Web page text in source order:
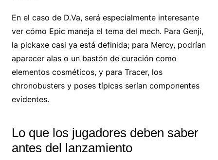
En el caso de D.Va, será especialmente interesante
ver cómo Epic maneja el tema del mech. Para Genji,
la pickaxe casi ya está definida; para Mercy, podrían
aparecer alas o un bastón de curación como
elementos cosméticos, y para Tracer, los
chronobusters y poses típicas serían componentes
evidentes.
Lo que los jugadores deben saber
antes del lanzamiento